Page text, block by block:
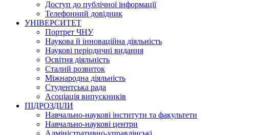
Доступ до публічної інформації
Телефонний довідник
УНІВЕРСИТЕТ
Портрет ЧНУ
Наукова й інноваційна діяльність
Наукові періодичні видання
Освітня діяльність
Сталий розвиток
Міжнародна діяльність
Студентська рада
Асоціація випускників
ПІДРОЗДІЛИ
Навчально-наукові інститути та факультети
Навчально-наукові центри